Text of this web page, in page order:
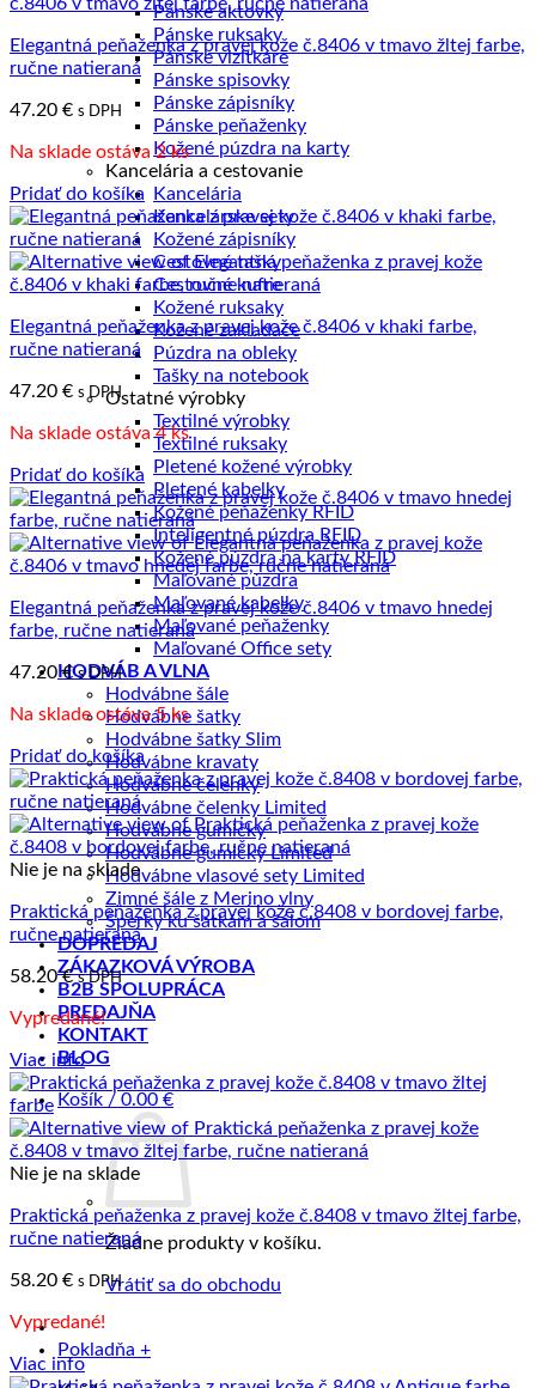
Pánske aktovky
Pánske ruksaky
Pánske vizitkáre
Pánske spisovky
Pánske zápisníky
Pánske peňaženky
Kožené púzdra na karty
Kancelária a cestovanie
Kancelária
Kancelárske sety
Kožené zápisníky
Cestovné tašky
Cestovné kufre
Kožené ruksaky
Kožené zakladače
Púzdra na obleky
Tašky na notebook
Ostatné výrobky
Textilné výrobky
Textilné ruksaky
Pletené kožené výrobky
Pletené kabelky
Kožené peňaženky RFID
Inteligentné púzdra RFID
Kožené púzdra na karty RFID
Maľované púzdra
Maľované kabelky
Maľované peňaženky
Maľované Office sety
HODVÁB A VLNA
Hodvábne šále
Hodvábne šatky
Hodvábne šatky Slim
Hodvábne kravaty
Hodvábne čelenky
Hodvábne čelenky Limited
Hodvábne gumičky
Hodvábne gumičky Limited
Hodvábne vlasové sety Limited
Zimné šále z Merino vlny
Šperky ku šatkám a šálom
DOPREDAJ
ZÁKAZKOVÁ VÝROBA
B2B SPOLUPRÁCA
PREDAJŇA
KONTAKT
BLOG
Košík / 0.00 €
Žiadne produkty v košíku.
Vrátiť sa do obchodu
Pokladňa +
Elegantná peňaženka z pravej kože č.8406 v tmavo žltej farbe,
ručne natieraná
47.20 € s DPH
Na sklade ostáva 2 ks
Pridať do košíka
Elegantná peňaženka z pravej kože č.8406 v khaki farbe,
ručne natieraná
47.20 € s DPH
Na sklade ostáva 4 ks
Pridať do košíka
Elegantná peňaženka z pravej kože č.8406 v tmavo hnedej
farbe, ručne natieraná
47.20€ s DPH
Na sklade ostáva 5 ks
Pridať do košíka
Nie je na sklade
Praktická peňaženka z pravej kože č.8408 v bordovej farbe,
ručne natieraná
58.20€ s DPH
Vypredané!
Viac info
Nie je na sklade
Praktická peňaženka z pravej kože č.8408 v tmavo žltej farbe,
ručne natieraná
58.20 € s DPH
Vypredané!
Viac info